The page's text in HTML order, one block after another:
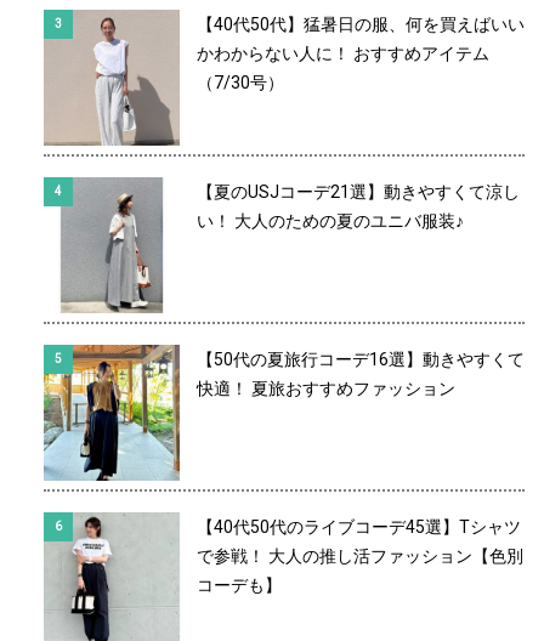
【40代50代】猛暑日の服、何を買えばいい
かわからない人に！ おすすめアイテム
（7/30号）
【夏のUSJコーデ21選】動きやすくて涼し
い！ 大人のための夏のユニバ服装♪
【50代の夏旅行コーデ16選】動きやすくて
快適！ 夏旅おすすめファッション
【40代50代のライブコーデ45選】Tシャツ
で参戦！ 大人の推し活ファッション【色別
コーデも】